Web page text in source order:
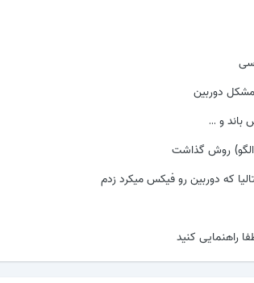
باند و ...
روش گذاشت
که دوربین رو فیکس میکرد زدم
راهنمایی کنید